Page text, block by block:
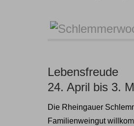
Lebensfreude
24. April bis 3.
Die Rheingauer
Familienweingut